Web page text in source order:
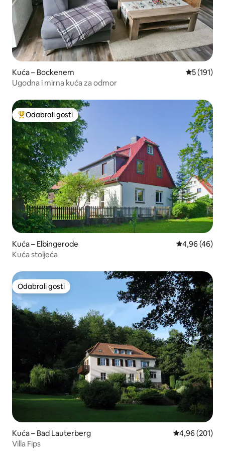
Kuća – Bockenem Prosječna
5 (191)
Ugodna i mirna kuća za odmor
Među najviše rangiranima s oznakom „Odabrali gosti”
Odabrali gosti
Kuća – Elbingerode Prosječna
4,96 (46)
Kuća stoljeća
Odabrali gosti
Odabrali gosti
Kuća – Bad Lauterberg Prosječna
4,96 (201)
Villa Fips